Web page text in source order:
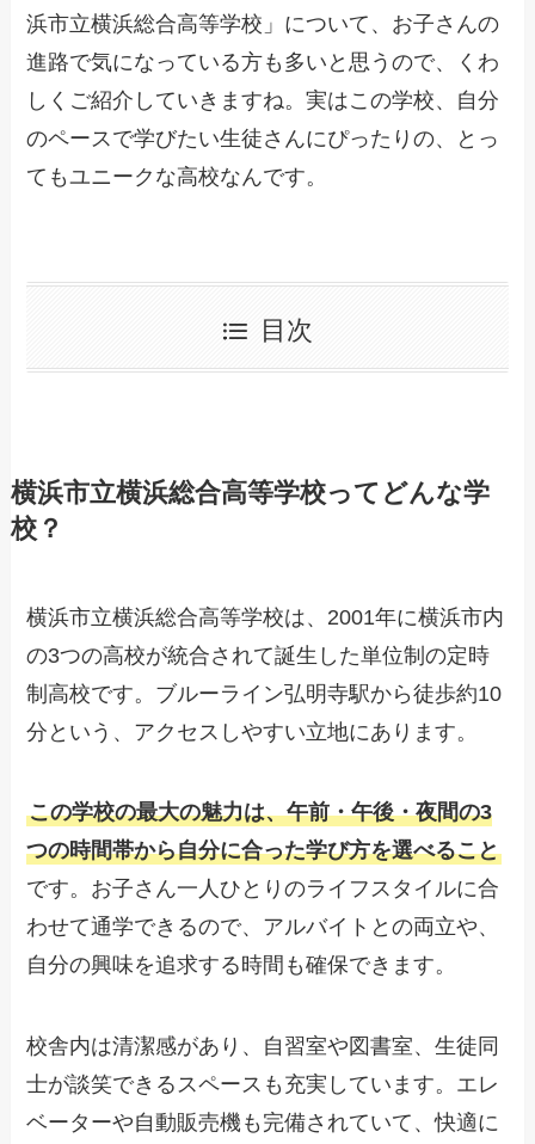
浜市立横浜総合高等学校」について、お子さんの
進路で気になっている方も多いと思うので、くわ
しくご紹介していきますね。実はこの学校、自分
のペースで学びたい生徒さんにぴったりの、とっ
てもユニークな高校なんです。
目次
横浜市立横浜総合高等学校ってどんな学
校？
横浜市立横浜総合高等学校は、2001年に横浜市内
の3つの高校が統合されて誕生した単位制の定時
制高校です。ブルーライン弘明寺駅から徒歩約10
分という、アクセスしやすい立地にあります。
この学校の最大の魅力は、午前・午後・夜間の3
つの時間帯から自分に合った学び方を選べること
です。お子さん一人ひとりのライフスタイルに合
わせて通学できるので、アルバイトとの両立や、
自分の興味を追求する時間も確保できます。
校舎内は清潔感があり、自習室や図書室、生徒同
士が談笑できるスペースも充実しています。エレ
ベーターや自動販売機も完備されていて、快適に